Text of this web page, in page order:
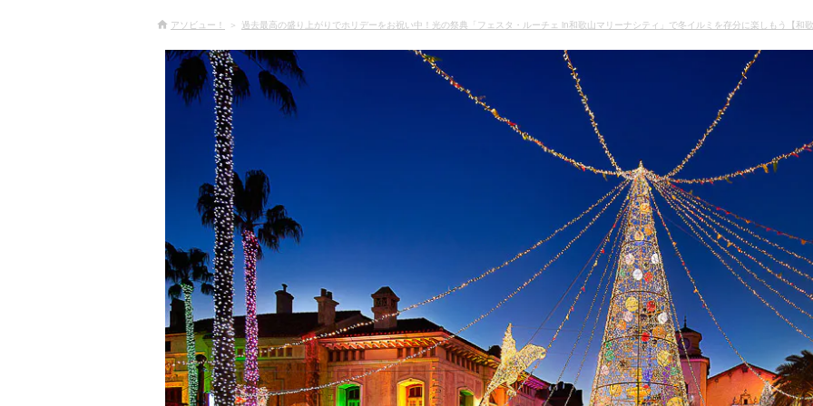
アソビュー！ 過去最高の盛り上がりでホリデーをお祝い中！光の祭典「フェスタ・ルーチェ in和歌山マリーナシティ」で冬イルミを存分に楽しもう【和